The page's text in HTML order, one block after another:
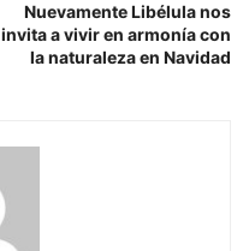
Nuevamente Libélula nos
invita a vivir en armonía con
la naturaleza en Navidad